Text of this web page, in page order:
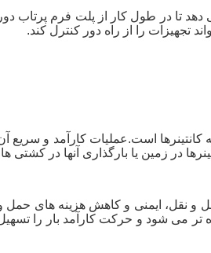
دهد تا در طول کار از پلت فرم پرتاب
تجهیزات را از راه دور کنترل کند.
کانتینرها است.عملیات کارآمد و سریع
در زمین یا بارگذاری آنها در کشتی
و نقل، ایمنی و کاهش هزینه های حمل
تر می شود و حرکت کارآمد بار را